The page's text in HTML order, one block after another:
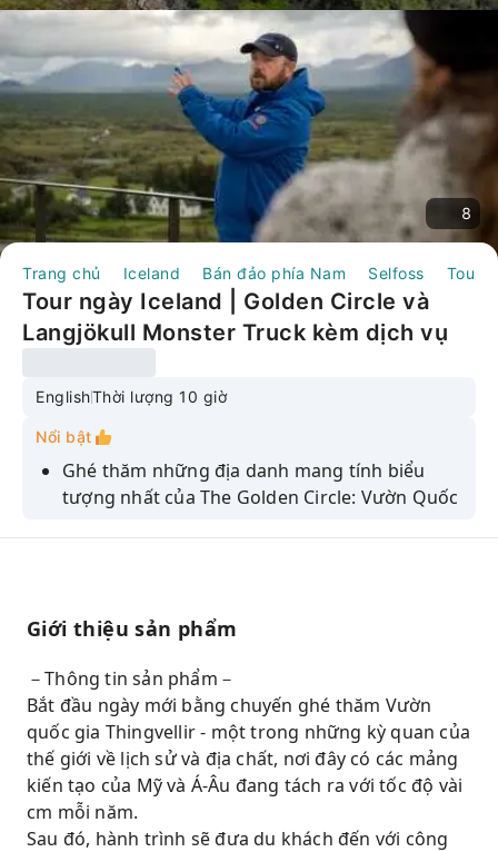
8
Trang chủ Iceland Bán đảo phía Nam Selfoss Tour
Tour ngày Iceland | Golden Circle và
Langjökull Monster Truck kèm dịch vụ
EnglishThời lượng 10 giờ
Nổi bật
Ghé thăm những địa danh mang tính biểu
tượng nhất của The Golden Circle: Vườn Quốc
Không lo lắng về phương tiện di chuyển
Giới thiệu sản phẩm
－Thông tin sản phẩm－
Bắt đầu ngày mới bằng chuyến ghé thăm Vườn
quốc gia Thingvellir - một trong những kỳ quan của
thế giới về lịch sử và địa chất, nơi đây có các mảng
kiến tạo của Mỹ và Á-Âu đang tách ra với tốc độ vài
cm mỗi năm.
Sau đó, hành trình sẽ đưa du khách đến với công